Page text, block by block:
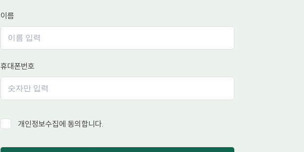
이름
휴대폰번호
개인정보수집에 동의합니다.